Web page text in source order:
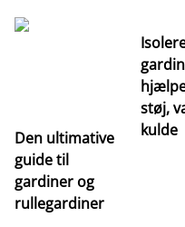
Den ultimative
guide til
gardiner og
rullegardiner
støj,
kulde